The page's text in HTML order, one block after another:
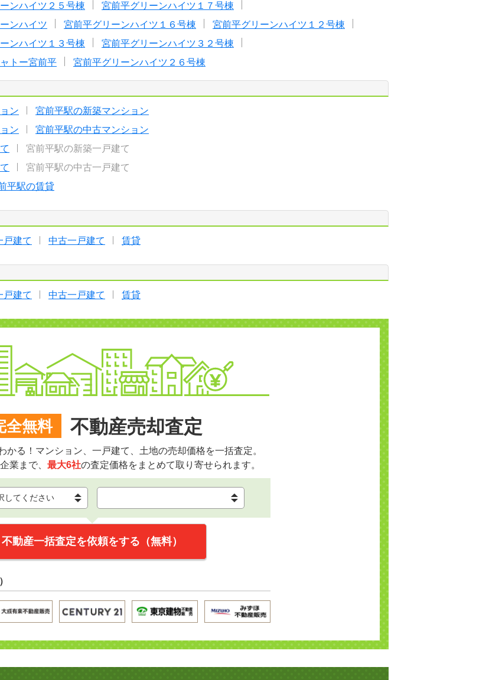
ンハイツ２５号棟
宮前平グリーンハイツ１７号棟
ンハイツ 宮前平グリーンハイツ１６号棟
宮前平グリーンハイツ１２号棟
ンハイツ１３号棟
宮前平グリーンハイツ３２号棟
トー宮前平 宮前平グリーンハイツ２６号棟
ン
宮前平駅の新築マンション
ン
宮前平駅の中古マンション
宮前平駅の新築一戸建て
宮前平駅の中古一戸建て
平駅の賃貸
戸建て 中古一戸建て 賃貸
戸建て 中古一戸建て 賃貸
全無料 不動産売却査定
かる！マンション、一戸建て、土地の売却価格を一括査定。
業まで、 最大6社の査定価格をまとめて取り寄せられます。
不動産一括査定を依頼をする（無料）